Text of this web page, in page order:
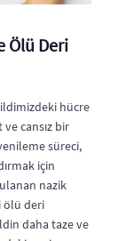
Ölü Deri
hücre
cansız bir
süreci,
için
nazik
ölü deri
daha taze ve